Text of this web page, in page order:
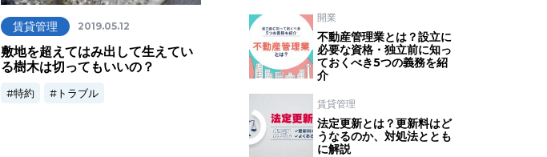
賃貸管理 2019.05.12
敷地を超えてはみ出して生えてい
る樹木は切ってもいいの？
特約 トラブル
開業
不動産管理業とは？設立に
必要な資格・独立前に知っ
ておくべき5つの義務を紹
介
賃貸管理
法定更新とは？更新料はど
うなるのか、対処法ととも
に解説